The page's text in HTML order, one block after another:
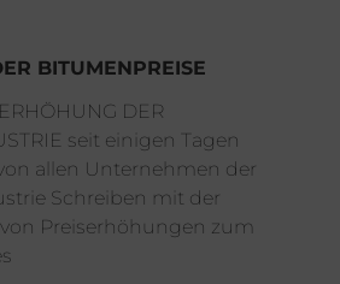
BITUMENPREISE
DER
seit einigen Tagen
allen Unternehmen der
Schreiben mit der
Preiserhöhungen zum